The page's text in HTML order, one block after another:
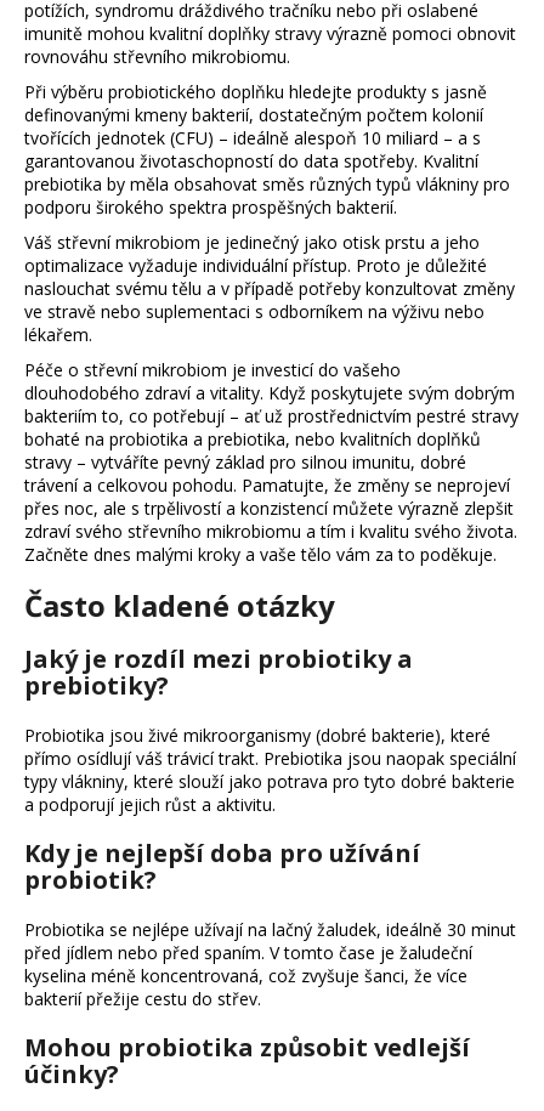
potížích, syndromu dráždivého tračníku nebo při oslabené
imunitě mohou kvalitní doplňky stravy výrazně pomoci obnovit
rovnováhu střevního mikrobiomu.
Při výběru probiotického doplňku hledejte produkty s jasně
definovanými kmeny bakterií, dostatečným počtem kolonií
tvořících jednotek (CFU) – ideálně alespoň 10 miliard – a s
garantovanou životaschopností do data spotřeby. Kvalitní
prebiotika by měla obsahovat směs různých typů vlákniny pro
podporu širokého spektra prospěšných bakterií.
Váš střevní mikrobiom je jedinečný jako otisk prstu a jeho
optimalizace vyžaduje individuální přístup. Proto je důležité
naslouchat svému tělu a v případě potřeby konzultovat změny
ve stravě nebo suplementaci s odborníkem na výživu nebo
lékařem.
Péče o střevní mikrobiom je investicí do vašeho
dlouhodobého zdraví a vitality. Když poskytujete svým dobrým
bakteriím to, co potřebují – ať už prostřednictvím pestré stravy
bohaté na probiotika a prebiotika, nebo kvalitních doplňků
stravy – vytváříte pevný základ pro silnou imunitu, dobré
trávení a celkovou pohodu. Pamatujte, že změny se neprojeví
přes noc, ale s trpělivostí a konzistencí můžete výrazně zlepšit
zdraví svého střevního mikrobiomu a tím i kvalitu svého života.
Začněte dnes malými kroky a vaše tělo vám za to poděkuje.
Často kladené otázky
Jaký je rozdíl mezi probiotiky a
prebiotiky?
Probiotika jsou živé mikroorganismy (dobré bakterie), které
přímo osídlují váš trávicí trakt. Prebiotika jsou naopak speciální
typy vlákniny, které slouží jako potrava pro tyto dobré bakterie
a podporují jejich růst a aktivitu.
Kdy je nejlepší doba pro užívání
probiotik?
Probiotika se nejlépe užívají na lačný žaludek, ideálně 30 minut
před jídlem nebo před spaním. V tomto čase je žaludeční
kyselina méně koncentrovaná, což zvyšuje šanci, že více
bakterií přežije cestu do střev.
Mohou probiotika způsobit vedlejší
účinky?